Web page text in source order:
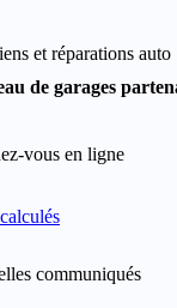
et réparations auto
de garages
vous en ligne
communiqués